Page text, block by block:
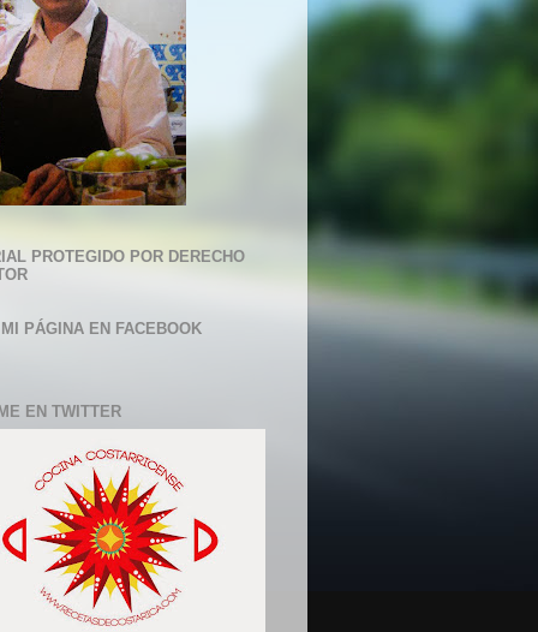
PROTEGIDO POR DERECHO
PÁGINA EN FACEBOOK
EN TWITTER